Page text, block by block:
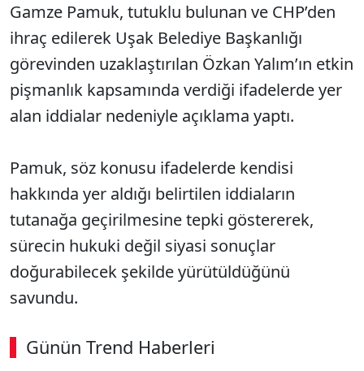
Gamze Pamuk, tutuklu bulunan ve CHP’den
ihraç edilerek Uşak Belediye Başkanlığı
görevinden uzaklaştırılan Özkan Yalım’ın etkin
pişmanlık kapsamında verdiği ifadelerde yer
alan iddialar nedeniyle açıklama yaptı.
Pamuk, söz konusu ifadelerde kendisi
hakkında yer aldığı belirtilen iddiaların
tutanağa geçirilmesine tepki göstererek,
sürecin hukuki değil siyasi sonuçlar
doğurabilecek şekilde yürütüldüğünü
savundu.
Günün Trend Haberleri